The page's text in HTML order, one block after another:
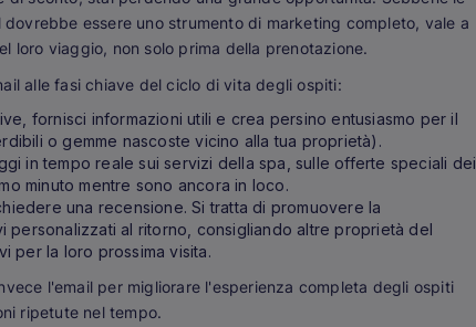
essere uno strumento di marketing completo, vale a
loro viaggio, non solo prima della prenotazione.
alle fasi chiave del ciclo di vita degli ospiti:
fornisci informazioni utili e crea persino entusiasmo per il
o gemme nascoste vicino alla tua proprietà).
in tempo reale sui servizi della spa, sulle offerte speciali dei
minuto mentre sono ancora in loco.
una recensione. Si tratta di promuovere la
al ritorno, consigliando altre proprietà del
per la loro prossima visita.
l'email per migliorare l'esperienza completa degli ospiti
ripetute nel tempo.